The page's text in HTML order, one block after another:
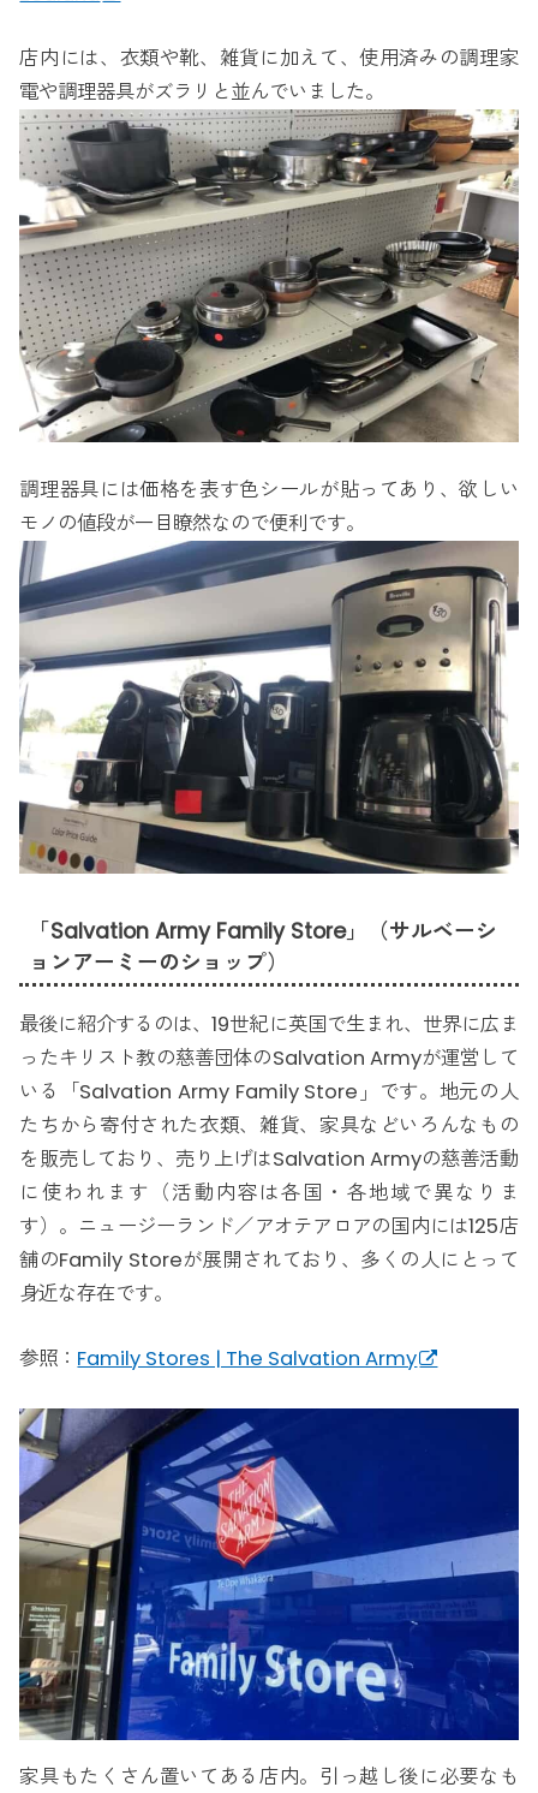
店内には、衣類や靴、雑貨に加えて、使用済みの調理家
電や調理器具がズラリと並んでいました。
調理器具には価格を表す色シールが貼ってあり、欲しい
モノの値段が一目瞭然なので便利です。
「Salvation Army Family Store」（サルベーシ
ョンアーミーのショップ）
最後に紹介するのは、19世紀に英国で生まれ、世界に広ま
ったキリスト教の慈善団体のSalvation Armyが運営して
いる「Salvation Army Family Store」です。地元の人
たちから寄付された衣類、雑貨、家具などいろんなもの
を販売しており、売り上げはSalvation Armyの慈善活動
に使われます（活動内容は各国・各地域で異なりま
す）。ニュージーランド／アオテアロアの国内には125店
舗のFamily Storeが展開されており、多くの人にとって
身近な存在です。
参照： Family Stores | The Salvation Army
家具もたくさん置いてある店内。引っ越し後に必要なも